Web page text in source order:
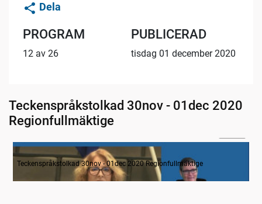
Dela
PROGRAM
12 av 26
PUBLICERAD
tisdag 01 december 2020
Teckenspråkstolkad 30nov - 01dec 2020
Regionfullmäktige
Inledande formalia
Teckenspråkstolkad 30nov - 01dec 2020 Regionfullmäktige